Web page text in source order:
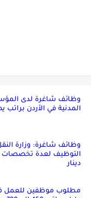
وظائف شاغرة لدى
المدنية في الأردن براتب يصل إلى
وظائف شاغرة: وزارة
دينار
مطلوب موظفين للعمل